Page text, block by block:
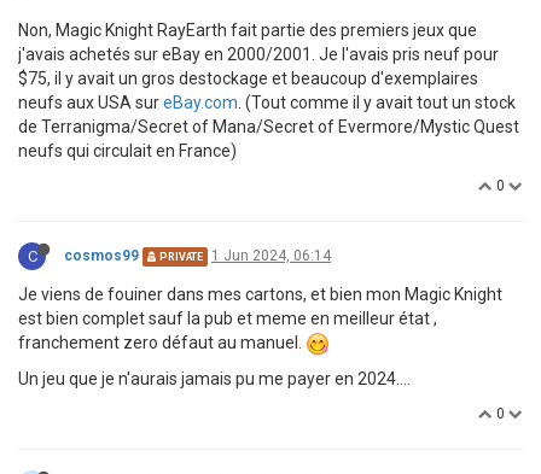
Non, Magic Knight RayEarth fait partie des premiers jeux que
j'avais achetés sur eBay en 2000/2001. Je l'avais pris neuf pour
$75, il y avait un gros destockage et beaucoup d'exemplaires
neufs aux USA sureBay.com . (Tout comme il y avait tout un stock
de Terranigma/Secret of Mana/Secret of Evermore/Mystic Quest
neufs qui circulait en France)
0
C cosmos99 PRIVATE 1 Jun 2024, 06:14
Je viens de fouiner dans mes cartons, et bien mon Magic Knight
est bien complet sauf la pub et meme en meilleur état ,
franchement zero défaut au manuel.
Un jeu que je n'aurais jamais pu me payer en 2024....
0